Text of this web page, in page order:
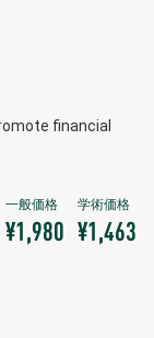
financial
¥1,980 ¥1,463